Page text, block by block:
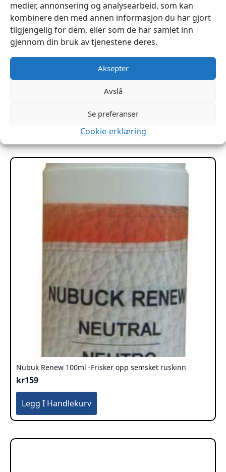
medier, annonsering og analysearbeid, som kan
kombinere den med annen informasjon du har gjort
tilgjengelig for dem, eller som de har samlet inn
gjennom din bruk av tjenestene deres.
Aksepter
Avslå
Se preferanser
Cookie-erklæring
Nubuk Renew 100ml -Frisker opp semsket ruskinn
kr159
Legg I Handlekurv